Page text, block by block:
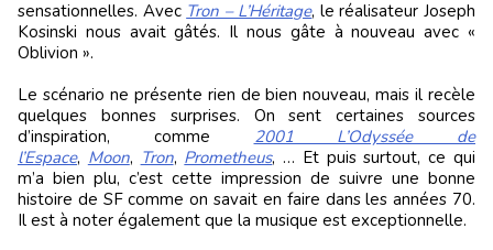
sensationnelles. Avec Tron – L’Héritage, le réalisateur Joseph
Kosinski nous avait gâtés. Il nous gâte à nouveau avec «
Oblivion ».
Le scénario ne présente rien de bien nouveau, mais il recèle
quelques bonnes surprises. On sent certaines sources
d’inspiration, comme 2001 L’Odyssée de
l’Espace, Moon, Tron, Prometheus, … Et puis surtout, ce qui
m’a bien plu, c’est cette impression de suivre une bonne
histoire de SF comme on savait en faire dans les années 70.
Il est à noter également que la musique est exceptionnelle.